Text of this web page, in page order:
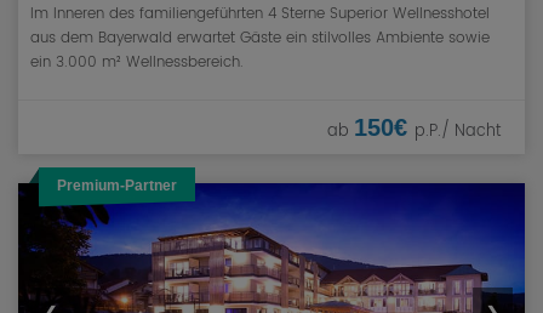
Im Inneren des familiengeführten 4 Sterne Superior Wellnesshotel
aus dem Bayerwald erwartet Gäste ein stilvolles Ambiente sowie
ein 3.000 m² Wellnessbereich.
ab 150€ p.P./ Nacht
Premium-Partner